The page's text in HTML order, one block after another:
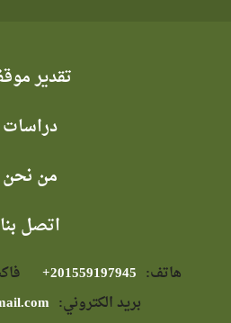
تقدير
دراسات
من نحن
اتصل بنا
هاتف:
بريد الكتروني: info.afaip@gmail.com